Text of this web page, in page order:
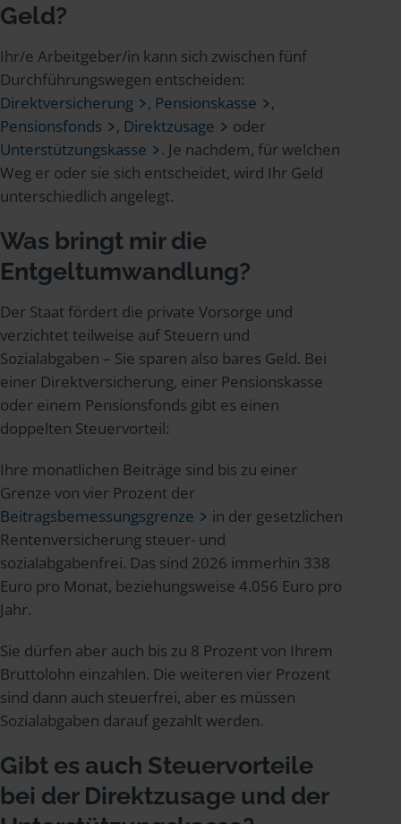
Geld?
Ihr/e Arbeitgeber/in kann sich zwischen fünf
Durchführungswegen entscheiden:
Direktversicherung
, Pensionskasse
,
Pensionsfonds
, Direktzusage
oder
Unterstützungskasse
. Je nachdem, für welchen
Weg er oder sie sich entscheidet, wird Ihr Geld
unterschiedlich angelegt.
Was bringt mir die
Entgeltumwandlung?
Der Staat fördert die private Vorsorge und
verzichtet teilweise auf Steuern und
Sozialabgaben – Sie sparen also bares Geld. Bei
einer Direktversicherung, einer Pensionskasse
oder einem Pensionsfonds gibt es einen
doppelten Steuervorteil:
Ihre monatlichen Beiträge sind bis zu einer
Grenze von vier Prozent der
Beitragsbemessungsgrenze
in der gesetzlichen
Rentenversicherung steuer- und
sozialabgabenfrei. Das sind 2026 immerhin 338
Euro pro Monat, beziehungsweise 4.056 Euro pro
Jahr.
Sie dürfen aber auch bis zu 8 Prozent von Ihrem
Bruttolohn einzahlen. Die weiteren vier Prozent
sind dann auch steuerfrei, aber es müssen
Sozialabgaben darauf gezahlt werden.
Gibt es auch Steuervorteile
bei der Direktzusage und der